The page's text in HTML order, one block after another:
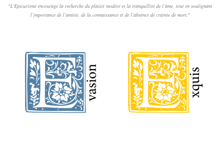
"L'Epicurisme encourage la recherche du plaisir modéré et la tranquillité de l’âme, tout en soulignant
l’importance de l’amitié, de la connaissance et de l’absence de crainte de mort."